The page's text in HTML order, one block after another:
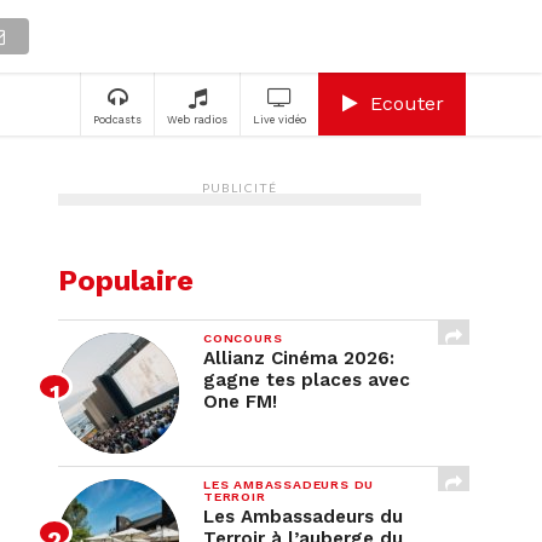
Podcasts Web radios Live vidéo
Ecouter
PUBLICITÉ
Populaire
CONCOURS
Allianz Cinéma 2026:
gagne tes places avec
One FM!
LES AMBASSADEURS DU
TERROIR
Les Ambassadeurs du